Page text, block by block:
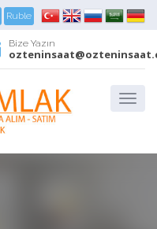
Ruble
Bize Yazın